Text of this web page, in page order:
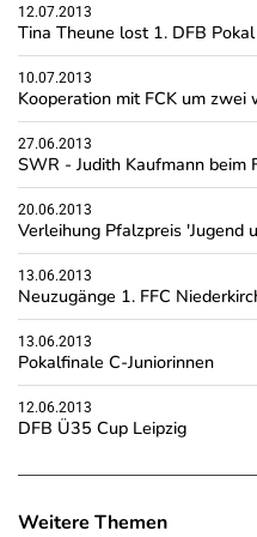
12.07.2013
Tina Theune lost 1. DFB
10.07.2013
Kooperation mit FCK um zwei
27.06.2013
SWR - Judith Kaufmann beim
20.06.2013
Verleihung Pfalzpreis 'Jugend
13.06.2013
Neuzugänge 1. FFC
13.06.2013
Pokalfinale C-Juniorinnen
12.06.2013
DFB Ü35 Cup Leipzig
Weitere Themen